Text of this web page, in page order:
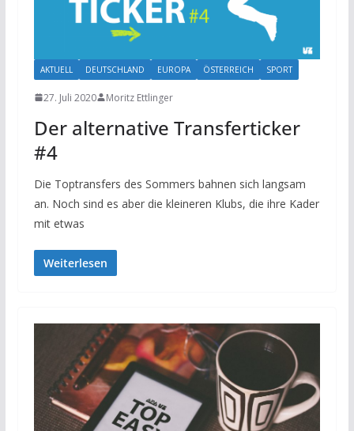
AKTUELL DEUTSCHLAND EUROPA ÖSTERREICH SPORT
27. Juli 2020 Moritz Ettlinger
Der alternative Transferticker
#4
Die Toptransfers des Sommers bahnen sich langsam
an. Noch sind es aber die kleineren Klubs, die ihre Kader
mit etwas
Weiterlesen